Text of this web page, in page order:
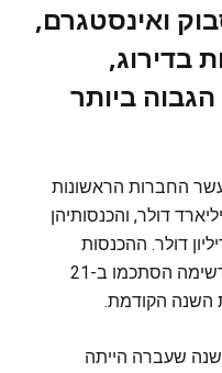
ואינסטגרם,
בדירוג,
הגבוה ביותר
החברות הראשונות
הסתכמו ביותר מ-230 מיליארד דולר, והכנסותיהן
ב-2025 הגיעו ל-4.5 טריליון דולר. ההכנסות
המצרפיות של כל 500 החברות ברשימה הסתכמו ב-21
שעברה הייתה